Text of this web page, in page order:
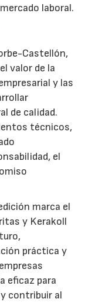
laboral.
Castellón,
valor de la
y las
de calidad.
técnicos,
el
marca el
y Kerakoll
práctica y
eficaz para
contribuir al